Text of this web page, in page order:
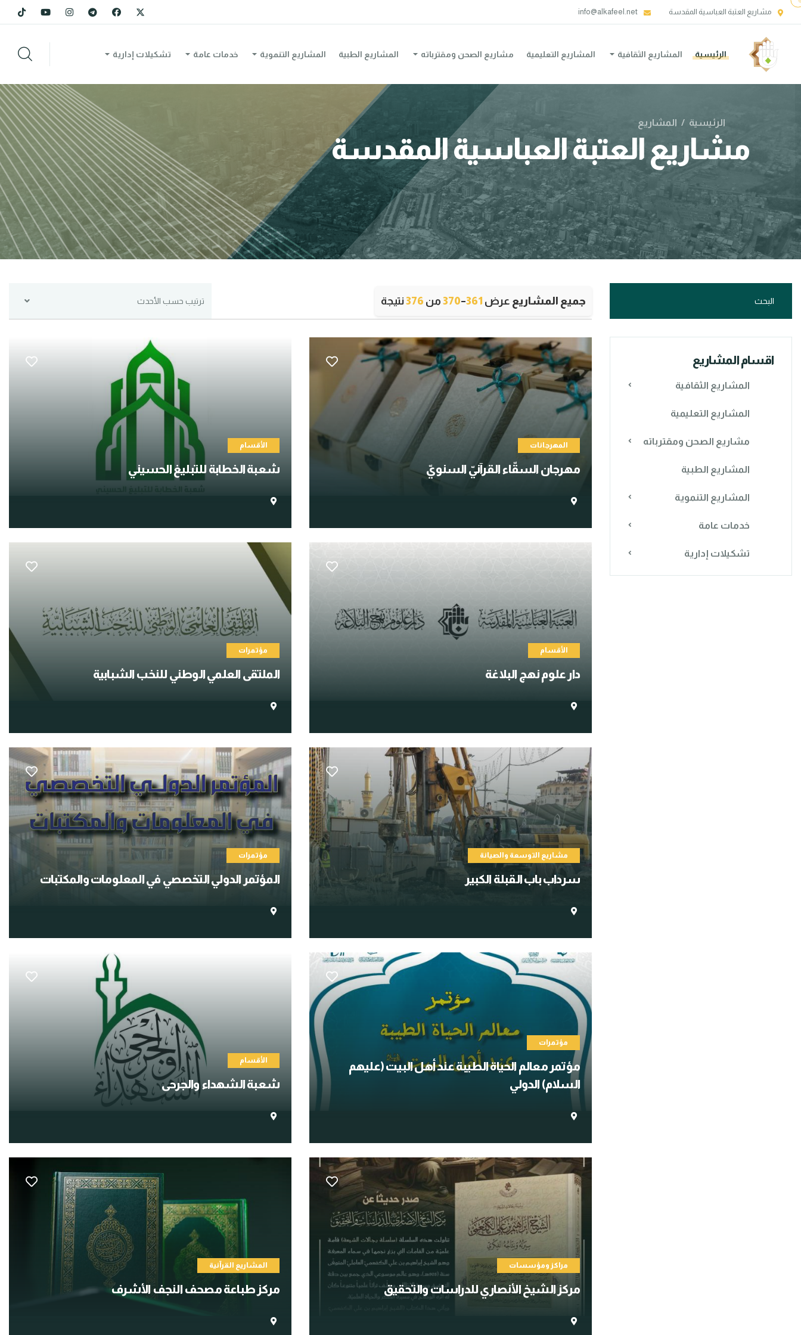
مشاريع العتبة العباسية المقدسة info@alkafeel.net
الرئيسية المشاريع الثقافية المشاريع التعليمية مشاريع الصحن ومقترباته المشاريع الطبية المشاريع التنموية خدمات عامة تشكيلات إدارية
الرئيسية / المشاريع
مشاريع العتبة العباسية المقدسة
اقسام المشاريع
المشاريع الثقافية
المشاريع التعليمية
مشاريع الصحن ومقترباته
المشاريع الطبية
المشاريع التنموية
خدمات عامة
تشكيلات إدارية
جميع المشاريع عرض 361
–
370 من 376نتيجة ترتيب حسب الأحدث
المهرجانات
مهرجان السقّاء القرآنيّ السنويّ
الأقسام
شعبة الخطابة للتبليغ الحسيني
الأقسام
دار علوم نهج البلاغة
مؤتمرات
الملتقى العلمي الوطني للنخب الشبابية
مشاريع التوسعة والصيانة
سرداب باب القبلة الكبير
مؤتمرات
المؤتمر الدولي التخصصي في المعلومات والمكتبات
مؤتمرات
مؤتمر معالم الحياة الطيبة عند أهل البيت (عليهم
السلام) الدولي
الأقسام
شعبة الشهداء والجرحى
مراكز ومؤسسات
مركز الشيخ الأنصاري للدراسات والتحقيق
المشاريع القرآنية
مركز طباعة مصحف النجف الأشرف